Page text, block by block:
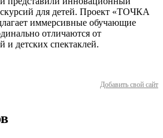
для детей. Проект «ТОЧКА
иммерсивные обучающие
отличаются от
и детских спектаклей.
Добавить свой сайт